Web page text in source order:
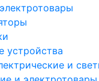
устройства
и